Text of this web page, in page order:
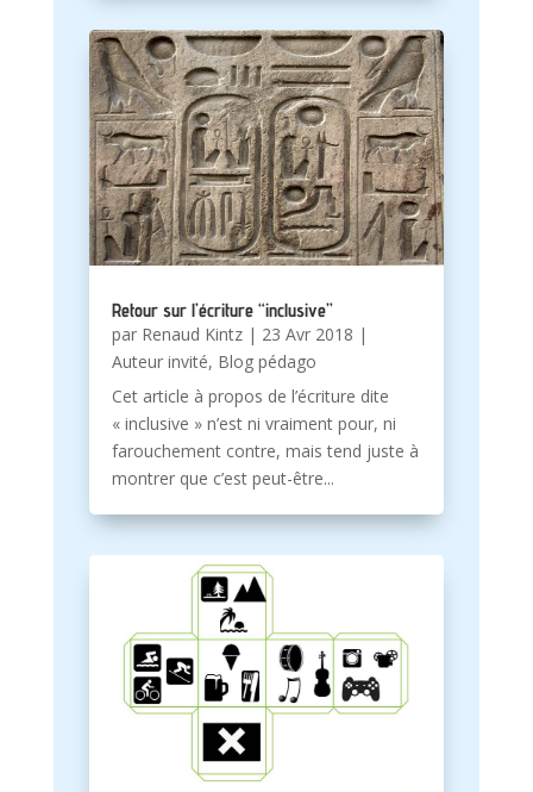
Retour sur l’écriture “inclusive”
par Renaud Kintz| 23 Avr 2018 |
Auteur invité, Blog pédago
Cet article à propos de l’écriture dite
« inclusive » n’est ni vraiment pour, ni
farouchement contre, mais tend juste à
montrer que c’est peut-être...